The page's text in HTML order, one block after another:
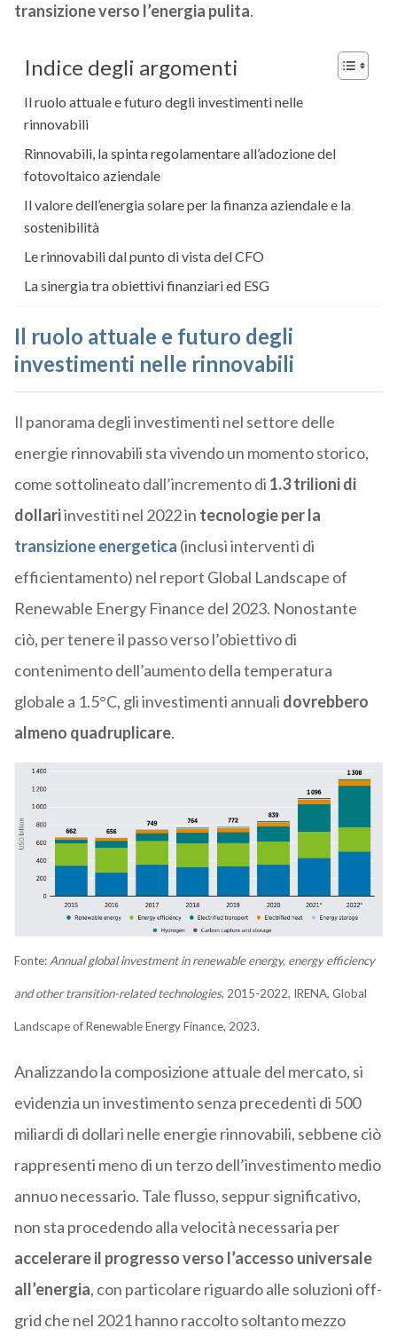
transizione verso l’energia pulita.
Indice degli argomenti
Il ruolo attuale e futuro degli investimenti nelle
rinnovabili
Rinnovabili, la spinta regolamentare all’adozione del
fotovoltaico aziendale
Il valore dell’energia solare per la finanza aziendale e la
sostenibilità
Le rinnovabili dal punto di vista del CFO
La sinergia tra obiettivi finanziari ed ESG
Il ruolo attuale e futuro degli
investimenti nelle rinnovabili
Il panorama degli investimenti nel settore delle
energie rinnovabili sta vivendo un momento storico,
come sottolineato dall’incremento di 1.3 trilioni di
dollariinvestiti nel 2022 in tecnologie per la
transizione energetica (inclusi interventi di
efficientamento) nel report Global Landscape of
Renewable Energy Finance del 2023. Nonostante
ciò, per tenere il passo verso l’obiettivo di
contenimento dell’aumento della temperatura
globale a 1.5°C, gli investimenti annuali dovrebbero
almeno quadruplicare.
Fonte: Annual global investment in renewable energy, energy efficiency
and other transition-related technologies, 2015-2022, IRENA, Global
Landscape of Renewable Energy Finance, 2023.
Analizzando la composizione attuale del mercato, si
evidenzia un investimento senza precedenti di 500
miliardi di dollari nelle energie rinnovabili, sebbene ciò
rappresenti meno di un terzo dell’investimento medio
annuo necessario. Tale flusso, seppur significativo,
non sta procedendo alla velocità necessaria per
accelerare il progresso verso l’accesso universale
all’energia, con particolare riguardo alle soluzioni off-
grid che nel 2021 hanno raccolto soltanto mezzo